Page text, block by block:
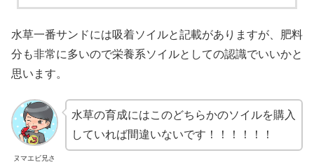
水草一番サンドには吸着ソイルと記載がありますが、 肥料
分も非常に多いので栄養系ソイルとしての認識でいいかと
思います。
ヌマエビ兄さ
水草の育成にはこのどちらかのソイルを購入
していれば間違いないです！！！！！！